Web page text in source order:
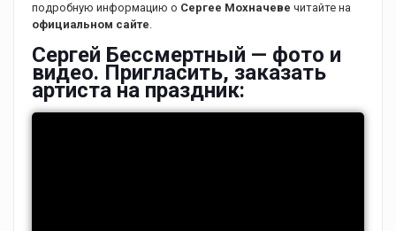
подробную информацию о Сергее Мохначеве читайте на
официальном сайте.
Сергей Бессмертный — фото и
видео. Пригласить, заказать
артиста на праздник: